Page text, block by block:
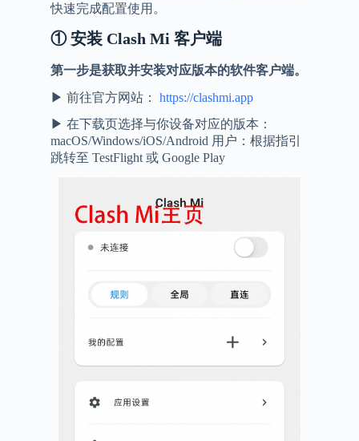
快速完成配置使用。
①安装Clash Mi 客户端
第一步是获取并安装对应版本的软件客户端。
▶ 前往官方网站： https://clashmi.app
▶ 在下载页选择与你设备对应的版本：
macOS/Windows/iOS/Android 用户：根据指引
跳转至 TestFlight 或 Google Play